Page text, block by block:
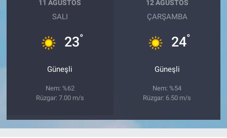
11 AĞUSTOS
SALI
23°
Güneşli
Nem: %62
Rüzgar: 7.00 m/s
12 AĞUSTOS
ÇARŞAMBA
24°
Güneşli
Nem: %54
Rüzgar: 6.50 m/s